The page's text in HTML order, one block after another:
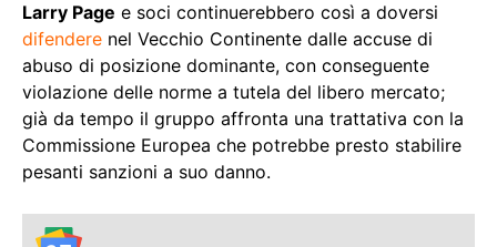
Larry Page e soci continuerebbero così a doversi
difendere nel Vecchio Continente dalle accuse di
abuso di posizione dominante, con conseguente
violazione delle norme a tutela del libero mercato;
già da tempo il gruppo affronta una trattativa con la
Commissione Europea che potrebbe presto stabilire
pesanti sanzioni a suo danno.